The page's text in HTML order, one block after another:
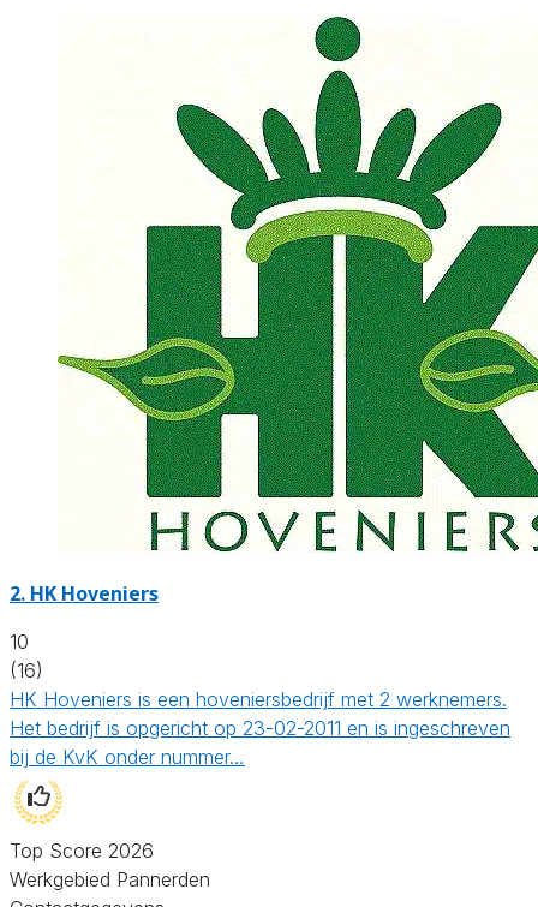
2. HK Hoveniers
10
(16)
HK Hoveniers is een hoveniersbedrijf met 2 werknemers.
Het bedrijf is opgericht op 23-02-2011 en is ingeschreven
bij de KvK onder nummer…
Top Score 2026
Werkgebied Pannerden